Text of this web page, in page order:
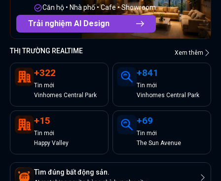
Căn hộ • Nhà phố • Cafe • Showroom
Trải nghiệm AI Design
THỊ TRƯỜNG REALTIME Xem thêm
+322
Tin mới
Vinhomes Central Park
+841
Tin mới
Vinhomes Central Park
+15
Tin mới
Happy Valley
+69
Tin mới
The Sun Avenue
Tìm đúng bất động sản.